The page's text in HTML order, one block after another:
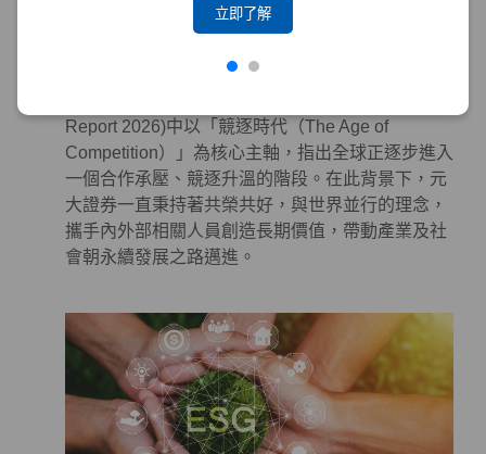
立即了解
會及環境產生正面影響。
世界經濟論壇（World Economic Forum, WEF）發
Report 2026)中以「競逐時代（The Age of
Competition）」為核心主軸，指出全球正逐步進入
一個合作承壓、競逐升溫的階段。在此背景下，元
大證券一直秉持著共榮共好，與世界並行的理念，
攜手內外部相關人員創造長期價值，帶動產業及社
會朝永續發展之路邁進。